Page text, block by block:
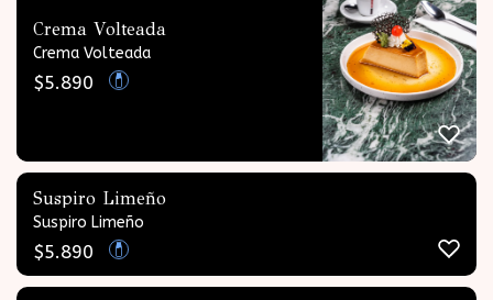
Crema Volteada
Crema Volteada
$5.890
Suspiro Limeño
Suspiro Limeño
$5.890